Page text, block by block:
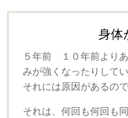
身体
５年前 １０年前より
みが強くなったりして
それには原因があるので
それは、何回も何回も